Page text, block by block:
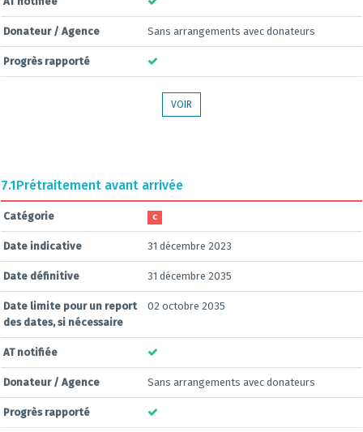
Donateur / Agence Sans arrangements avec donateurs
Progrès rapporté
VOIR
7.1Prétraitement avant arrivée
Catégorie C
Date indicative 31 décembre 2023
Date définitive 31 décembre 2035
Date limite pour un report
des dates, si nécessaire
02 octobre 2035
AT notifiée
Donateur / Agence Sans arrangements avec donateurs
Progrès rapporté